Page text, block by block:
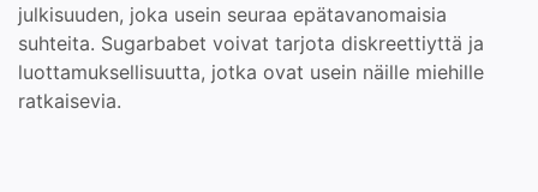
julkisuuden, joka usein seuraa epätavanomaisia
suhteita. Sugarbabet voivat tarjota diskreettiyttä ja
luottamuksellisuutta, jotka ovat usein näille miehille
ratkaisevia.